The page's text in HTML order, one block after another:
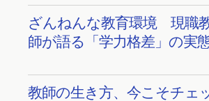
ざんねんな教育環境 現職
師が語る「学力格差」の実
教師の生き方、今こそチェ